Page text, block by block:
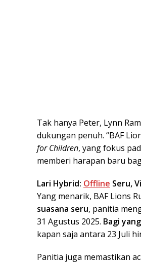
Tak hanya Peter, Lynn
dukungan penuh. “BAF
for Children, yang fokus
memberi harapan baru
Lari Hybrid: Offline Seru,
Yang menarik, BAF Lions
suasana seru, panitia
31 Agustus 2025. Bagi
kapan saja antara 23 Juli
Panitia juga memastikan